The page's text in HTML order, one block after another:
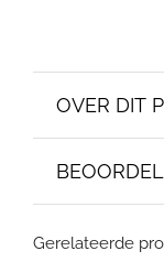
OVER DIT
Gerelateerde